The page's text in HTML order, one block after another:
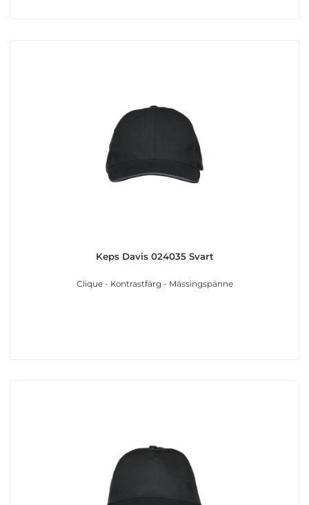
Keps Davis 024035 Svart
Clique - Kontrastfärg - Mässingspänne